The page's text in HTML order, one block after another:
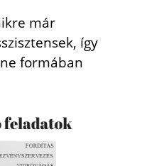
már
így
formában